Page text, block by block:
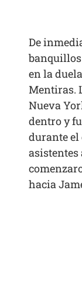
De
en la
Mentiras.
Nueva
dentro y
durante el
asistentes
hacia